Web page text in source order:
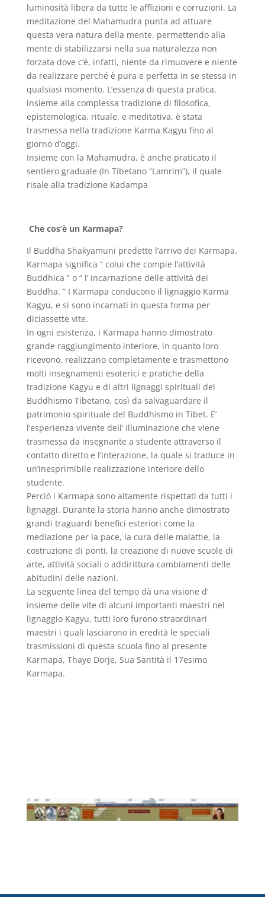
luminosità libera da tutte le afflizioni e corruzioni. La
meditazione del Mahamudra punta ad attuare
questa vera natura della mente, permettendo alla
mente di stabilizzarsi nella sua naturalezza non
forzata dove c’è, infatti, niente da rimuovere e niente
da realizzare perché è pura e perfetta in se stessa in
qualsiasi momento. L’essenza di questa pratica,
insieme alla complessa tradizione di filosofica,
epistemologica, rituale, e meditativa, è stata
trasmessa nella tradizione Karma Kagyu fino al
giorno d’oggi.
Insieme con la Mahamudra, è anche praticato il
sentiero graduale (In Tibetano “Lamrim”), il quale
risale alla tradizione Kadampa
Che cos’è un Karmapa?
Il Buddha Shakyamuni predette l’arrivo dei Karmapa.
Karmapa significa “ colui che compie l’attività
Buddhica ” o “ l’ incarnazione delle attività dei
Buddha. ” I Karmapa conducono il lignaggio Karma
Kagyu, e si sono incarnati in questa forma per
diciassette vite.
In ogni esistenza, i Karmapa hanno dimostrato
grande raggiungimento interiore, in quanto loro
ricevono, realizzano completamente e trasmettono
molti insegnamenti esoterici e pratiche della
tradizione Kagyu e di altri lignaggi spirituali del
Buddhismo Tibetano, così da salvaguardare il
patrimonio spirituale del Buddhismo in Tibet. E’
l’esperienza vivente dell’ illuminazione che viene
trasmessa da insegnante a studente attraverso il
contatto diretto e l’interazione, la quale si traduce in
un’inesprimibile realizzazione interiore dello
studente.
Perciò i Karmapa sono altamente rispettati da tutti i
lignaggi. Durante la storia hanno anche dimostrato
grandi traguardi benefici esteriori come la
mediazione per la pace, la cura delle malattie, la
costruzione di ponti, la creazione di nuove scuole di
arte, attività sociali o addirittura cambiamenti delle
abitudini delle nazioni.
La seguente linea del tempo dà una visione d’
insieme delle vite di alcuni importanti maestri nel
lignaggio Kagyu, tutti loro furono straordinari
maestri i quali lasciarono in eredità le speciali
trasmissioni di questa scuola fino al presente
Karmapa, Thaye Dorje, Sua Santità il 17esimo
Karmapa.